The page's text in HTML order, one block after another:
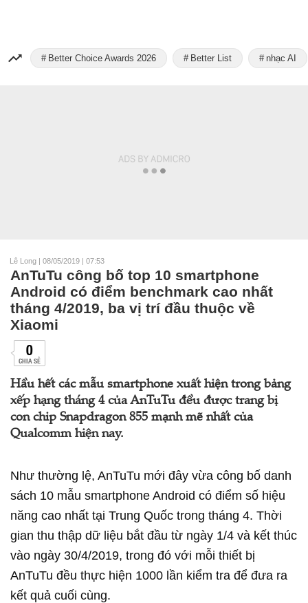
Better Choice Awards 2026 Better List nhạc AI
Lê Long | 08/05/2019 | 07:53
AnTuTu công bố top 10 smartphone
Android có điểm benchmark cao nhất
tháng 4/2019, ba vị trí đầu thuộc về
Xiaomi
0
CHIA SẺ
Hầu hết các mẫu smartphone xuất hiện trong bảng
xếp hạng tháng 4 của AnTuTu đều được trang bị
con chip Snapdragon 855 mạnh mẽ nhất của
Qualcomm hiện nay.
Như thường lệ, AnTuTu mới đây vừa công bố danh
sách 10 mẫu smartphone Android có điểm số hiệu
năng cao nhất tại Trung Quốc trong tháng 4. Thời
gian thu thập dữ liệu bắt đầu từ ngày 1/4 và kết thúc
vào ngày 30/4/2019, trong đó với mỗi thiết bị
AnTuTu đều thực hiện 1000 lần kiểm tra để đưa ra
kết quả cuối cùng.